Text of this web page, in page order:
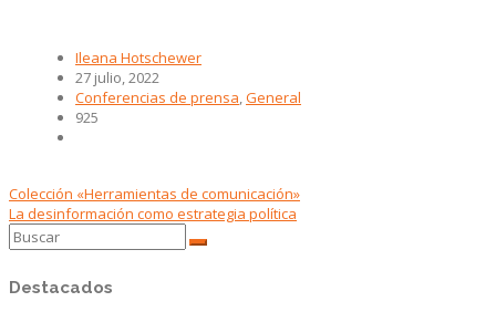
Ileana Hotschewer
27 julio, 2022
Conferencias de prensa,General
925
Colección «Herramientas de comunicación»
La desinformación como estrategia política
Destacados